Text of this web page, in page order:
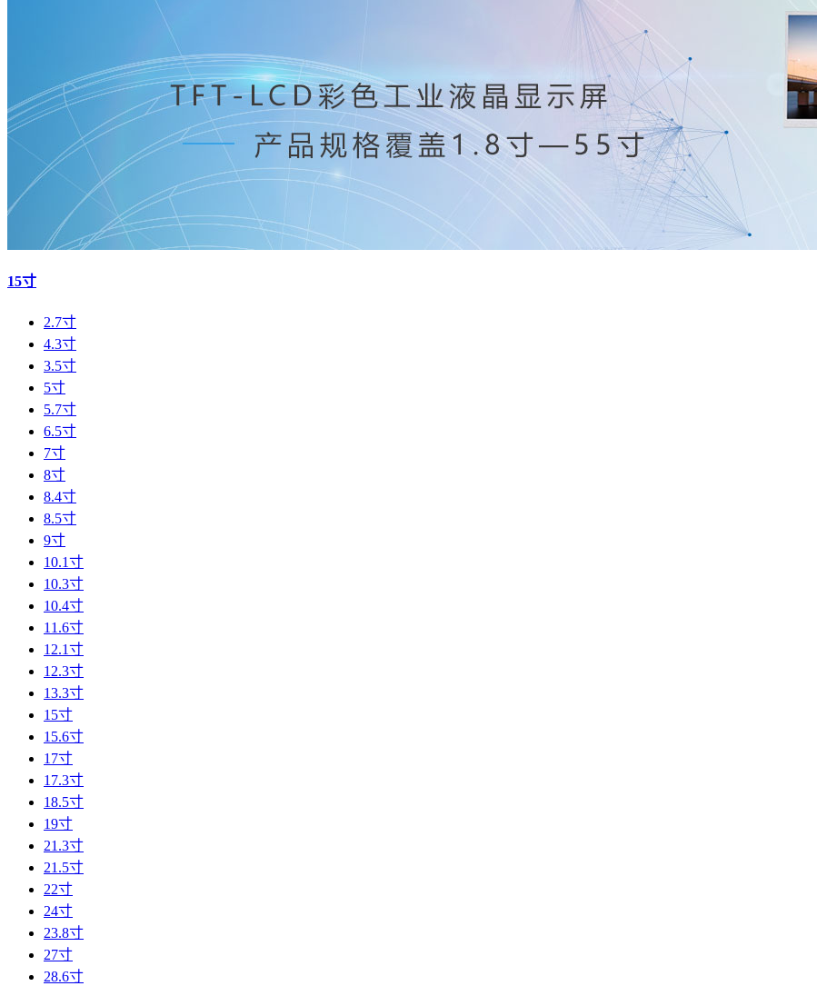
15寸
2.7寸
4.3寸
3.5寸
5寸
5.7寸
6.5寸
7寸
8寸
8.4寸
8.5寸
9寸
10.1寸
10.3寸
10.4寸
11.6寸
12.1寸
12.3寸
13.3寸
15寸
15.6寸
17寸
17.3寸
18.5寸
19寸
21.3寸
21.5寸
22寸
24寸
23.8寸
27寸
28.6寸